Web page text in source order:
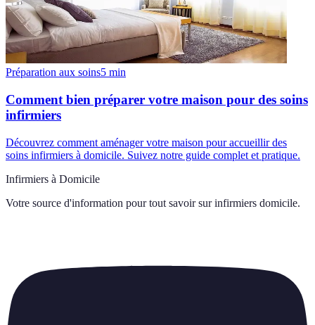
Préparation aux soins5 min
Comment bien préparer votre maison pour des soins
infirmiers
Découvrez comment aménager votre maison pour accueillir des
soins infirmiers à domicile. Suivez notre guide complet et pratique.
Infirmiers à Domicile
Votre source d'information pour tout savoir sur infirmiers domicile.